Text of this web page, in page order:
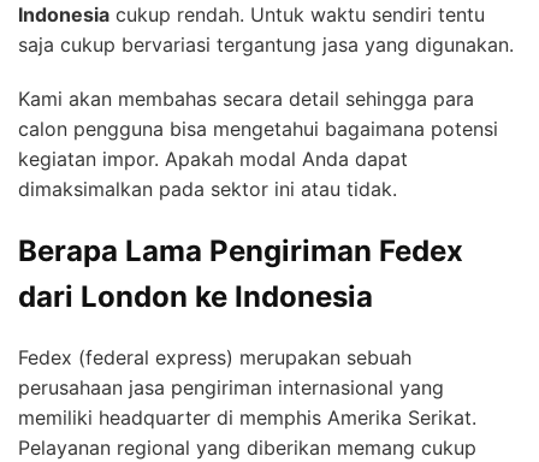
Indonesia cukup rendah. Untuk waktu sendiri tentu
saja cukup bervariasi tergantung jasa yang digunakan.
Kami akan membahas secara detail sehingga para
calon pengguna bisa mengetahui bagaimana potensi
kegiatan impor. Apakah modal Anda dapat
dimaksimalkan pada sektor ini atau tidak.
Berapa Lama Pengiriman Fedex
dari London ke Indonesia
Fedex (federal express) merupakan sebuah
perusahaan jasa pengiriman internasional yang
memiliki headquarter di memphis Amerika Serikat.
Pelayanan regional yang diberikan memang cukup